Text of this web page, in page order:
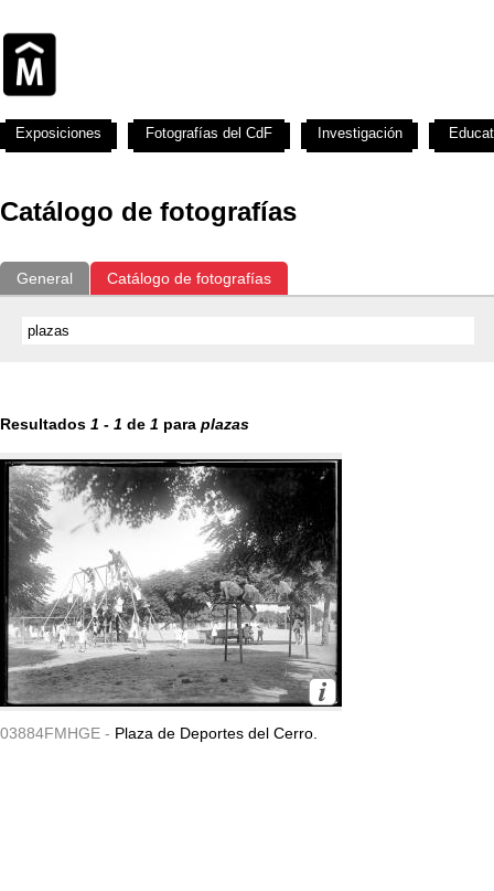
Catálogo de fotografías
General Catálogo de fotografías
Resultados 1 - 1 de 1 para plazas
03884FMHGE - Plaza de Deportes del Cerro.
Exposiciones Fotografías del CdF Investigación